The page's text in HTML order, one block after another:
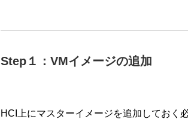
Step１：VMイメージの追加
HCI上にマスターイメージを追加しておく